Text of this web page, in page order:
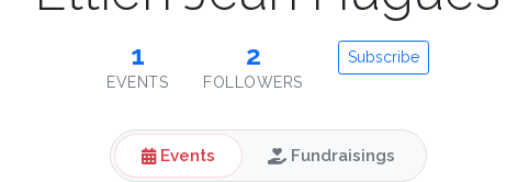
1
EVENTS
2
FOLLOWERS
Subscribe
Events Fundraisings